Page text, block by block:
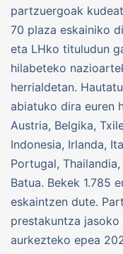
partzuergoak
70 plaza eskainiko
eta LHko tituludun
hilabeteko
herrialdetan.
abiatuko dira euren
Austria, Belgika,
Indonesia, Irlanda,
Portugal,
Batua. Bekek 1.785
eskaintzen dute.
prestakuntza
aurkezteko epea